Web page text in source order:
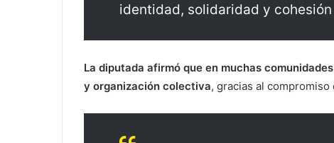
identidad, solidaridad y cohesión
La diputada afirmó que en muchas
y organización colectiva, gracias al